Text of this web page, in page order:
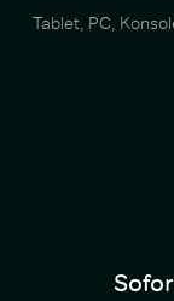
Tablet, PC,